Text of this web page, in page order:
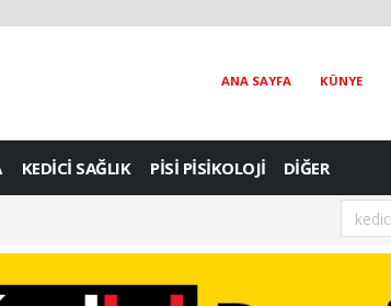
ANA SAYFA KÜNYE
KEDİCİ SAĞLIK PİSİ PİSİKOLOJİ DİĞER